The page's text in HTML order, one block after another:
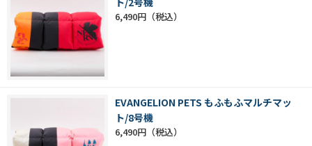
6,490円
EVANGELION PETS もふもふマルチマッ
ト/8号機
6,490円